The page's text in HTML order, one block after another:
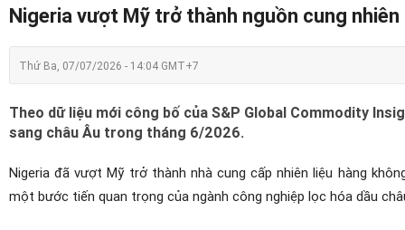
Nigeria vượt Mỹ trở thành nguồn cung
Thứ Ba, 07/07/2026 - 14:04 GMT+7
Theo dữ liệu mới công bố của S&P Global Commodity
sang châu Âu trong tháng 6/2026.
Nigeria đã vượt Mỹ trở thành nhà cung cấp nhiên liệu hàng
một bước tiến quan trọng của ngành công nghiệp lọc hóa dầu